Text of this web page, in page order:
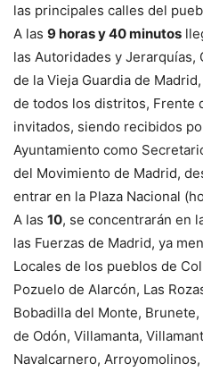
las principales calles del
A las 9 horas y 40 minutos
las Autoridades y Jerarquías,
de la Vieja Guardia de
de todos los distritos, Frente
invitados, siendo recibidos
Ayuntamiento como
del Movimiento de Madrid,
entrar en la Plaza Nacional
A las 10, se concentrarán en
las Fuerzas de Madrid, ya
Locales de los pueblos de
Pozuelo de Alarcón, Las
Bobadilla del Monte,
de Odón, Villamanta,
Navalcarnero,